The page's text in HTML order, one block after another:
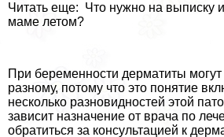
Читать еще: Что нужно на выписку
маме летом?
При беременности дерматиты
разному, потому что это понятие
несколько разновидностей этой
зависит назначение от врача по
обратиться за консультацией к